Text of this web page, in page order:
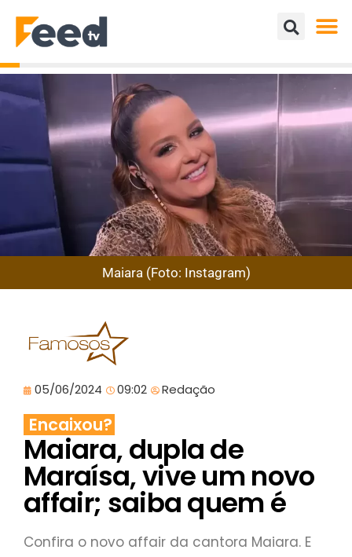
Maiara (Foto: Instagram)
05/06/2024 09:02 Redação
Encaixou?
Maiara, dupla de
Maraísa, vive um novo
affair; saiba quem é
Confira o novo affair da cantora Maiara. E